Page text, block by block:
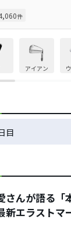
件
アイアン
目
さんが語る「
エラストマ